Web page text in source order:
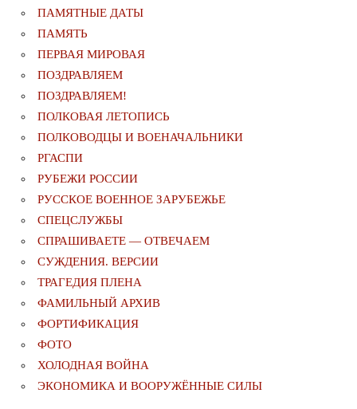
ПАМЯТНЫЕ ДАТЫ
ПАМЯТЬ
ПЕРВАЯ МИРОВАЯ
ПОЗДРАВЛЯЕМ
ПОЗДРАВЛЯЕМ!
ПОЛКОВАЯ ЛЕТОПИСЬ
ПОЛКОВОДЦЫ И ВОЕНАЧАЛЬНИКИ
РГАСПИ
РУБЕЖИ РОССИИ
РУССКОЕ ВОЕННОЕ ЗАРУБЕЖЬЕ
СПЕЦСЛУЖБЫ
СПРАШИВАЕТЕ — ОТВЕЧАЕМ
СУЖДЕНИЯ. ВЕРСИИ
ТРАГЕДИЯ ПЛЕНА
ФАМИЛЬНЫЙ АРХИВ
ФОРТИФИКАЦИЯ
ФОТО
ХОЛОДНАЯ ВОЙНА
ЭКОНОМИКА И ВООРУЖЁННЫЕ СИЛЫ